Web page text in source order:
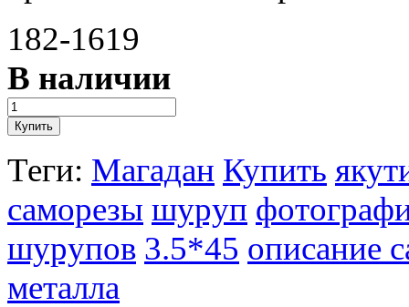
182-1619
В наличии
Теги: Магадан Купить
саморезы шуруп
шурупов 3.5*45 описание
металла